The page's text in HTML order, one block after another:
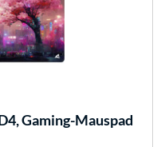
Gaming-Mauspad